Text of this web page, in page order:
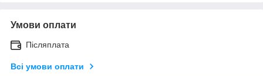
Умови оплати
Післяплата
Всі умови оплати